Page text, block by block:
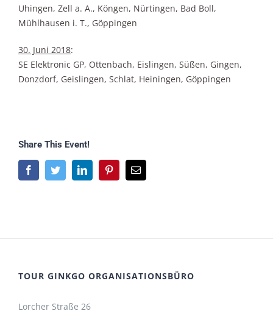
Uhingen, Zell a. A., Köngen, Nürtingen, Bad Boll,
Mühlhausen i. T., Göppingen
30. Juni 2018:
SE Elektronic GP, Ottenbach, Eislingen, Süßen, Gingen,
Donzdorf, Geislingen, Schlat, Heiningen, Göppingen
Share This Event!
FacebookTwitterLinkedInPinterestE-
Mail
TOUR GINKGO ORGANISATIONSBÜRO
Lorcher Straße 26